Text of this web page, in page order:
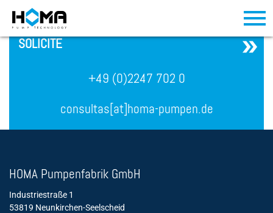
SOLICITE
+49 (0)2247 702 0
consultas[at]homa-pumpen.de
HOMA Pumpenfabrik GmbH
Industriestraße 1
53819 Neunkirchen-Seelscheid